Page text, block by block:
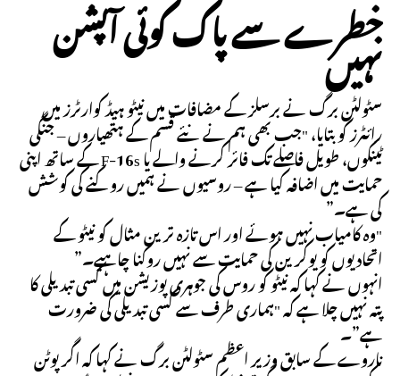
خطرے سے پاک کوئی آپشن
نہیں
سٹولٹن برگ نے برسلز کے مضافات میں نیٹو ہیڈ کوارٹرز میں
رائٹرز کو بتایا، "جب بھی ہم نے نئے قسم کے ہتھیاروں – جنگی
ٹینکوں، طویل فاصلے تک فائر کرنے والے یا F-16s کے ساتھ اپنی
حمایت میں اضافہ کیا ہے – روسیوں نے ہمیں روکنے کی کوشش
کی ہے۔”
"وہ کامیاب نہیں ہوئے اور اس تازہ ترین مثال کو نیٹو کے
اتحادیوں کو یوکرین کی حمایت سے نہیں روکنا چاہیے۔”
انہوں نے کہا کہ نیٹو کو روس کی جوہری پوزیشن میں کسی تبدیلی کا
پتہ نہیں چلا ہے کہ "ہماری طرف سے کسی تبدیلی کی ضرورت
ہے”۔
ناروے کے سابق وزیر اعظم سٹولٹن برگ نے کہا کہ اگر پوٹن